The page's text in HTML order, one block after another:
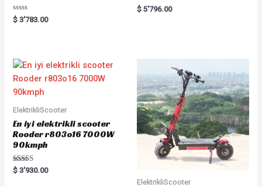
Rated
0
$ 3'783.00
Rated
0
$ 5'796.00
ElektrikliScooter
En iyi elektrikli scooter
Rooder r803o16 7000W
90kmph
Rated
5.00
$ 3'930.00
ElektrikliScooter